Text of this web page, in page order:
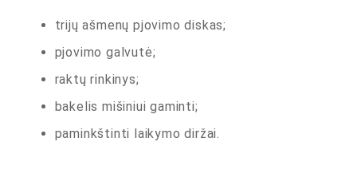
trijų ašmenų pjovimo diskas;
pjovimo galvutė;
raktų rinkinys;
bakelis mišiniui gaminti;
paminkštinti laikymo diržai.